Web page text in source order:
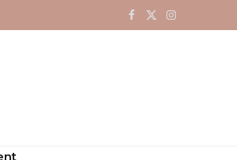
Facebook
X
Instagram